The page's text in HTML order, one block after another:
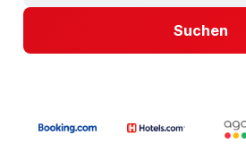
Suchen